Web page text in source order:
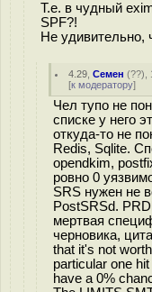
Т.е. в чудный
SPF?!
Не удивительно,
4.29 ,Семен (??),
[к модератору]
Чел тупо не
списке у него
откуда-то не
Redis, Sqlite.
opendkim,
ровно 0
SRS нужен не
PostSRSd.
мертвая
черновика,
that it's not
particular one
have a 0%